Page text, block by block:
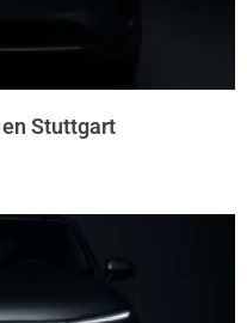
Stuttgart